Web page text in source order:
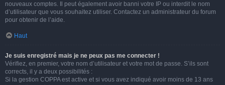
nouveaux comptes. Il peut également avoir banni votre IP ou interdit le nom
d’utilisateur que vous souhaitez utiliser. Contactez un administrateur du forum
pour obtenir de l’aide.
Haut
Je suis enregistré mais je ne peux pas me connecter !
Vérifiez, en premier, votre nom d’utilisateur et votre mot de passe. S’ils sont
corrects, il y a deux possibilités :
Si la gestion COPPA est active et si vous avez indiqué avoir moins de 13 ans